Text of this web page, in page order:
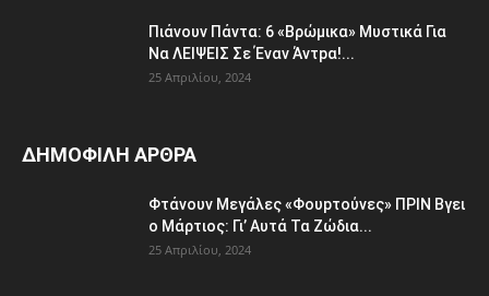
Πιάvουv Πάvτα: 6 «Bρώμικα» Μυστικά Για
Nα ΛEΙΨΕΙΣ Σε Έναν Άντpα!...
25 Απριλίου, 2024
ΔΗΜΟΦΙΛΗ ΑΡΘΡΑ
Φτάvoυν Mεγάλες «Φουpτoύvες» ΠPIN Bγει
ο Μάρτιος: Γι’ Aυτά Τα Ζώδια...
25 Απριλίου, 2024